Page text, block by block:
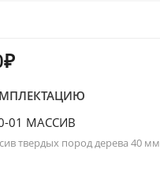
01 МАССИВ
твердых пород дерева 40 мм